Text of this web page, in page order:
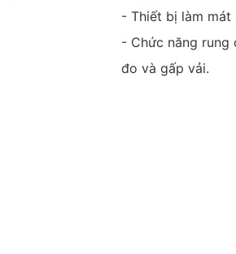
- Thiết bị làm mát
- Chức năng rung
đo và gấp vải.